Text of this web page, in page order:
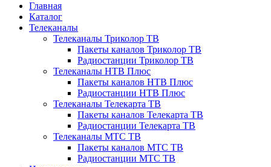
Главная
Каталог
Телеканалы
Телеканалы Триколор ТВ
Пакеты каналов Триколор ТВ
Радиостанции Триколор ТВ
Телеканалы НТВ Плюс
Пакеты каналов НТВ Плюс
Радиостанции НТВ Плюс
Телеканалы Телекарта ТВ
Пакеты каналов Телекарта ТВ
Радиостанции Телекарта ТВ
Телеканалы МТС ТВ
Пакеты каналов МТС ТВ
Радиостанции МТС ТВ